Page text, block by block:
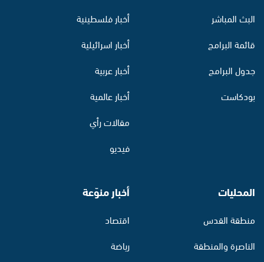
البث المباشر
قائمة البرامج
جدول البرامج
بودكاست
أخبار فلسطينية
أخبار اسرائيلية
أخبار عربية
أخبار عالمية
مقالات رأي
فيديو
المحليات
منطقة القدس
الناصرة والمنطقة
أخبار منوّعة
اقتصاد
رياضة